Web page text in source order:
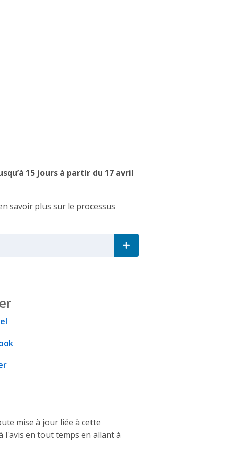
15 jours à partir du 17 avril
savoir plus sur le processus
mise à jour liée à cette
l'avis en tout temps en allant à